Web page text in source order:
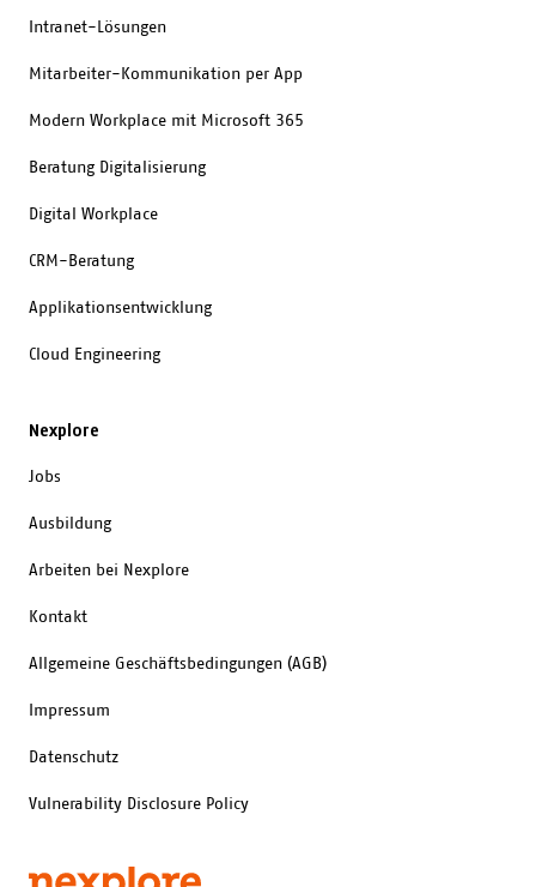
Intranet-Lösungen
Mitarbeiter-Kommunikation per App
Modern Workplace mit Microsoft 365
Beratung Digitalisierung
Digital Workplace
CRM-Beratung
Applikationsentwicklung
Cloud Engineering
Nexplore
Jobs
Ausbildung
Arbeiten bei Nexplore
Kontakt
Allgemeine Geschäftsbedingungen (AGB)
Impressum
Datenschutz
Vulnerability Disclosure Policy